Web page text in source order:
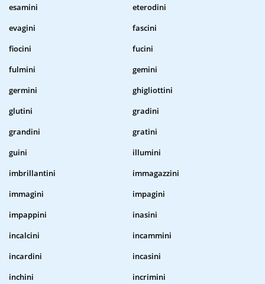
esamini
eterodini
evagini
fascini
fiocini
fucini
fulmini
gemini
germini
ghigliottini
glutini
gradini
grandini
gratini
guini
illumini
imbrillantini
immagazzini
immagini
impagini
impappini
inasini
incalcini
incammini
incardini
incasini
inchini
incrimini